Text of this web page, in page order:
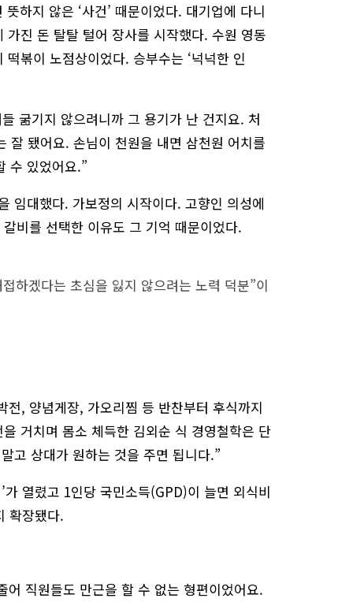
하지 않은 ‘사건’ 때문이었다. 대기업에 다니
진 돈 탈탈 털어 장사를 시작했다. 수원 영동
볶이 노점상이었다. 승부수는 ‘넉넉한 인
굶기지 않으려니까 그 용기가 난 건지요. 처
잘 됐어요. 손님이 천원을 내면 삼천원 어치를
수 있었어요.”
임대했다. 가보정의 시작이다. 고향인 의성에
비를 선택한 이유도 그 기억 때문이었다.
하겠다는 초심을 잃지 않으려는 노력 덕분”이
, 양념게장, 가오리찜 등 반찬부터 후식까지
거치며 몸소 체득한 김외순 식 경영철학은 단
고 상대가 원하는 것을 주면 됩니다.”
열렸고 1인당 국민소득(GPD)이 늘면 외식비
확장됐다.
직원들도 만근을 할 수 없는 형편이었어요.